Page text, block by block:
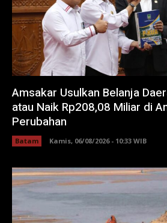
Amsakar Usulkan Belanja
atau Naik Rp208,08 Miliar di
Perubahan
Batam Kamis, 06/08/2026 - 10:33 WIB